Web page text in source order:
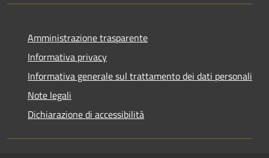
Amministrazione trasparente
Informativa privacy
Informativa generale sul trattamento dei dati personali
Note legali
Dichiarazione di accessibilità